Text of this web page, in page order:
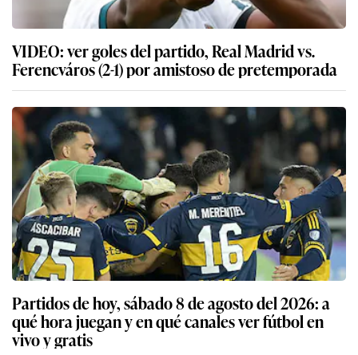
VIDEO: ver goles del partido, Real Madrid vs.
Ferencváros (2-1) por amistoso de pretemporada
Partidos de hoy, sábado 8 de agosto del 2026: a
qué hora juegan y en qué canales ver fútbol en
vivo y gratis